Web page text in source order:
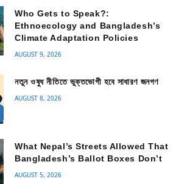
Who Gets to Speak?:
Ethnoecology and Bangladesh’s
Climate Adaptation Policies
AUGUST 9, 2026
নতুন ওষুধ নীতিতে ভুক্তভোগী হবে সাধারণ জনগণ
AUGUST 8, 2026
What Nepal’s Streets Allowed That
Bangladesh’s Ballot Boxes Don’t
AUGUST 5, 2026